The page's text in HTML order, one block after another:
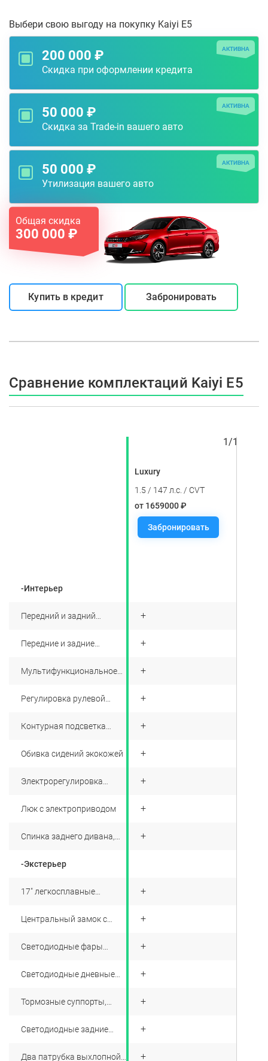
Выбери свою выгоду на покупку Kaiyi E5
200 000 ₽
Скидка при оформлении кредита
АКТИВНА
50 000 ₽
Скидка за Trade-in вашего авто
АКТИВНА
50 000 ₽
Утилизация вашего авто
АКТИВНА
Общая скидка
300 000 ₽
Купить в кредит Забронировать
Сравнение комплектаций Kaiyi E5
-Интерьер
Передний и задний
Передние и задние
Мультифункциональное
Регулировка рулевой
Контурная подсветка
Обивка сидений экокожей
Электрорегулировка
Люк с электроприводом
Спинка заднего дивана,
-Экстерьер
17" легкосплавные
Центральный замок с
Светодиодные фары
Светодиодные дневные
Тормозные суппорты,
Светодиодные задние
Два патрубка выхлопной
Luxury
1.5 / 147 л.с. / CVT
от 1659000 ₽
Забронировать
+
+
+
+
+
+
+
+
+
+
+
+
+
+
+
+
1 /1